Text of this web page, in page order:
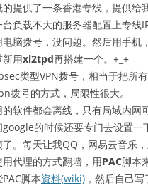
提供了一条香港专线，提供给
负载不大的服务器配置上专线
脑拨号，没问题。然后用手
用xl2tpd再搭建一个。+_+
类型VPN拨号，相当于把所
拨号的方式，局限性很大。
软件都会离线，只有局域内网
的时候还要专门去设置一
。每天让我QQ，网易云音乐
代理的方式翻墙，用PAC脚本
脚本资料(wiki) ，然后自己